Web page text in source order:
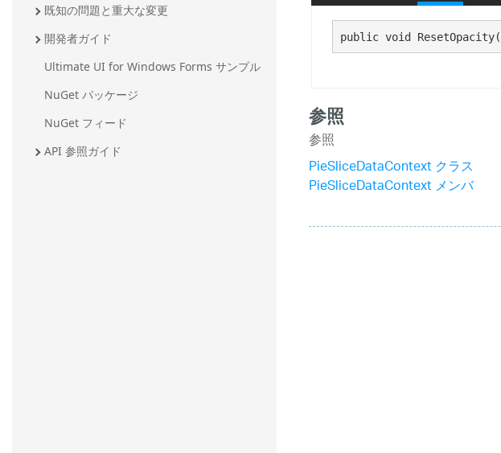
既知の問題と重大な変更
開発者ガイド
Ultimate UI for Windows Forms サンプル
NuGet パッケージ
NuGet フィード
API 参照ガイド
public void
参照
参照
PieSliceDataContext クラス
PieSliceDataContext メンバ